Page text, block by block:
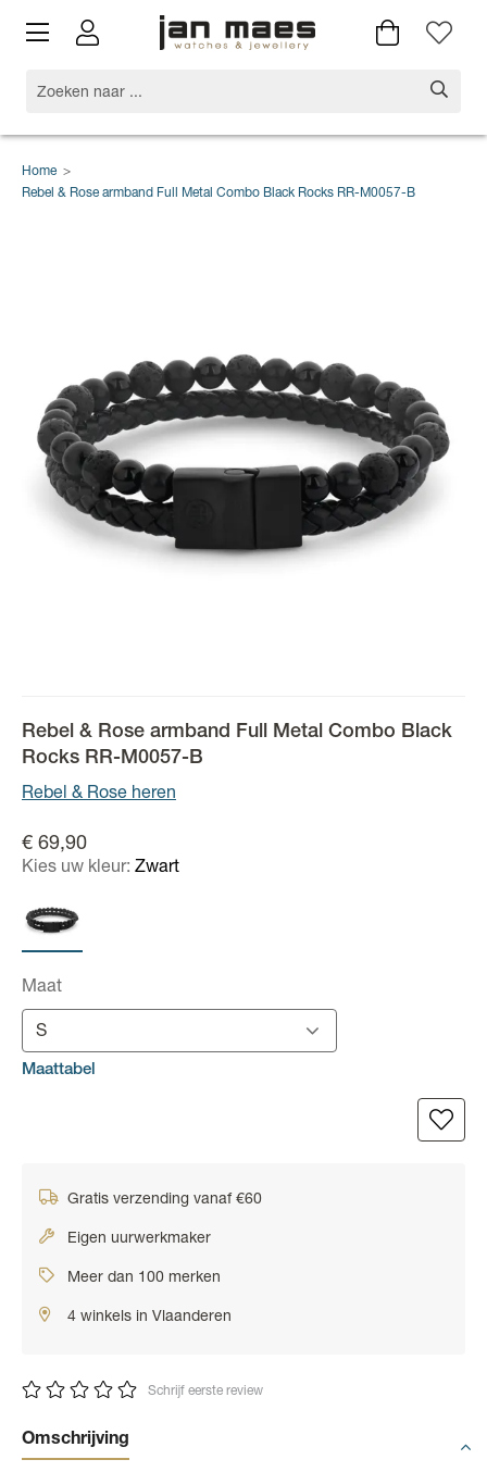
Home >
Rebel & Rose armband Full Metal Combo Black Rocks RR-M0057-B
Rebel & Rose armband Full Metal Combo Black
Rocks RR-M0057-B
Rebel & Rose heren
€ 69,90
Kies uw kleur: Zwart
Maat
S
Maattabel
Gratis verzending vanaf €60
Eigen uurwerkmaker
Meer dan 100 merken
4 winkels in Vlaanderen
Schrijf eerste review
Omschrijving